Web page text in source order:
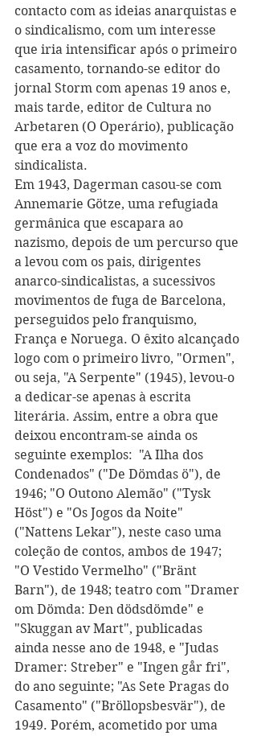
contacto com as ideias anarquistas e
o sindicalismo, com um interesse
que iria intensificar após o primeiro
casamento, tornando-se editor do
jornal Storm com apenas 19 anos e,
mais tarde, editor de Cultura no
Arbetaren (O Operário), publicação
que era a voz do movimento
sindicalista.
Em 1943, Dagerman casou-se com
Annemarie Götze, uma refugiada
germânica que escapara ao
nazismo, depois de um percurso que
a levou com os pais, dirigentes
anarco-sindicalistas, a sucessivos
movimentos de fuga de Barcelona,
perseguidos pelo franquismo,
França e Noruega. O êxito alcançado
logo com o primeiro livro, "Ormen",
ou seja, "A Serpente" (1945), levou-o
a dedicar-se apenas à escrita
literária. Assim, entre a obra que
deixou encontram-se ainda os
seguinte exemplos:  "A Ilha dos
Condenados" ("De Dömdas ö"), de
1946; "O Outono Alemão" ("Tysk
Höst") e "Os Jogos da Noite"
("Nattens Lekar"), neste caso uma
coleção de contos, ambos de 1947;
"O Vestido Vermelho" ("Bränt
Barn"), de 1948; teatro com "Dramer
om Dömda: Den dödsdömde" e
"Skuggan av Mart", publicadas
ainda nesse ano de 1948, e "Judas
Dramer: Streber" e "Ingen går fri",
do ano seguinte; "As Sete Pragas do
Casamento" ("Bröllopsbesvär"), de
1949. Porém, acometido por uma